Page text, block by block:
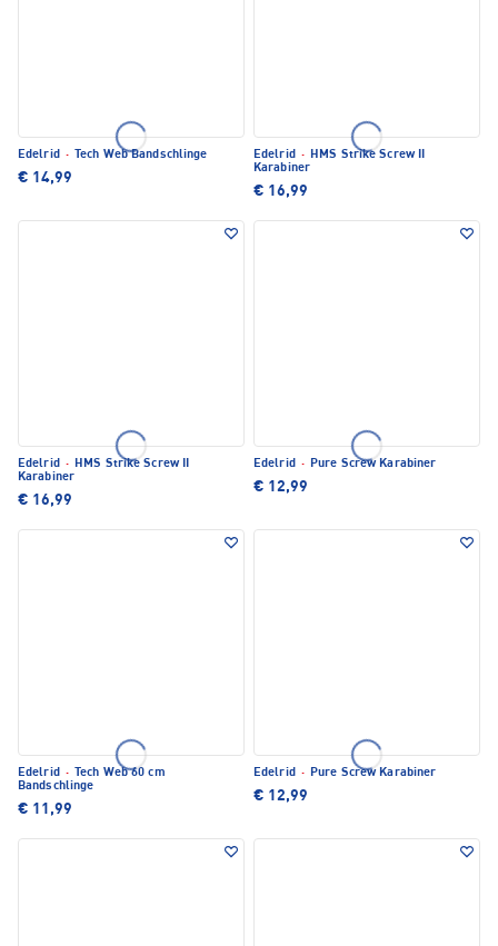
Edelrid · Tech Web Bandschlinge
€ 14,99
Edelrid · HMS Strike Screw II
Karabiner
€ 16,99
Edelrid · HMS Strike Screw II
Karabiner
€ 16,99
Edelrid · Pure Screw Karabiner
€ 12,99
Edelrid ·
Tech Web 60 cm
Bandschlinge
€ 11,99
Edelrid · Pure Screw Karabiner
€ 12,99